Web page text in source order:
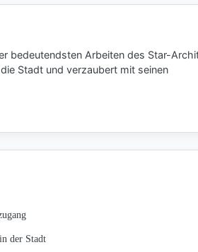
bedeutendsten Arbeiten des Star-
Stadt und verzaubert mit seinen
der Stadt